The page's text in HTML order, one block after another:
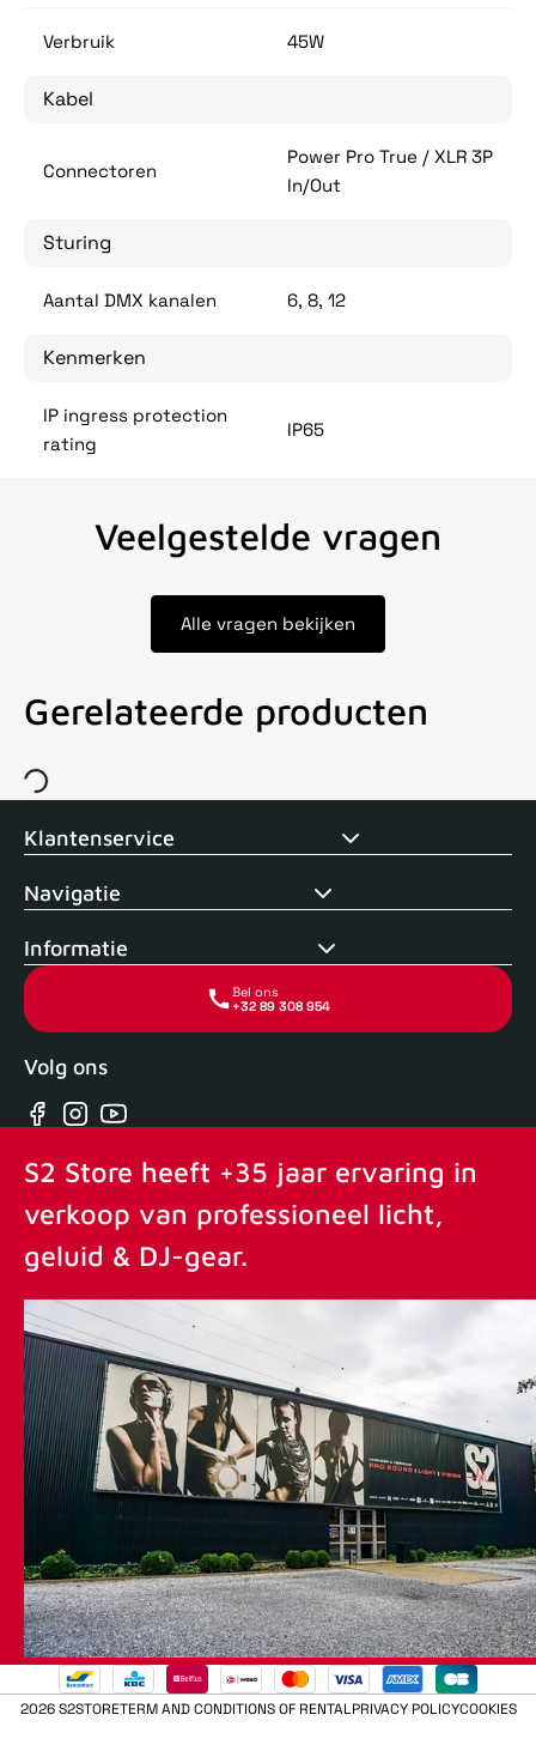
Verbruik 45W
Kabel
Connectoren
Power Pro True / XLR 3P
In/Out
Sturing
Aantal DMX kanalen 6, 8, 12
Kenmerken
IP ingress protection
rating
IP65
Veelgestelde vragen
Alle vragen bekijken
Gerelateerde producten
Voor 15uur besteld, zelfde dag verstuurd Echte winkel +35
Klantenservice
Navigatie
Informatie
Bel ons
+32 89 308 954
Volg ons
Facebook
Instagram
YouTube
S2 Store heeft +35 jaar ervaring in
verkoop van professioneel licht,
geluid & DJ-gear.
2026 S2STORETERM AND CONDITIONS OF RENTALPRIVACY POLICYCOOKIES